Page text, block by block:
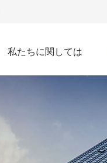
私たちに関しては